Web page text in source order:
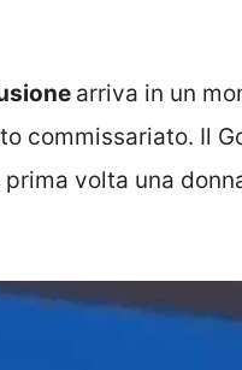
arriva in un
commissariato. Il
volta una